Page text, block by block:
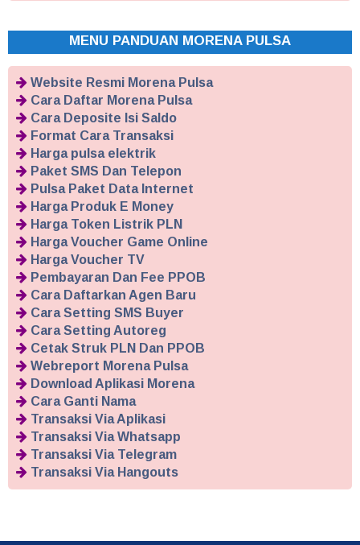
MENU PANDUAN MORENA PULSA
Website Resmi Morena Pulsa
Cara Daftar Morena Pulsa
Cara Deposite Isi Saldo
Format Cara Transaksi
Harga pulsa elektrik
Paket SMS Dan Telepon
Pulsa Paket Data Internet
Harga Produk E Money
Harga Token Listrik PLN
Harga Voucher Game Online
Harga Voucher TV
Pembayaran Dan Fee PPOB
Cara Daftarkan Agen Baru
Cara Setting SMS Buyer
Cara Setting Autoreg
Cetak Struk PLN Dan PPOB
Webreport Morena Pulsa
Download Aplikasi Morena
Cara Ganti Nama
Transaksi Via Aplikasi
Transaksi Via Whatsapp
Transaksi Via Telegram
Transaksi Via Hangouts